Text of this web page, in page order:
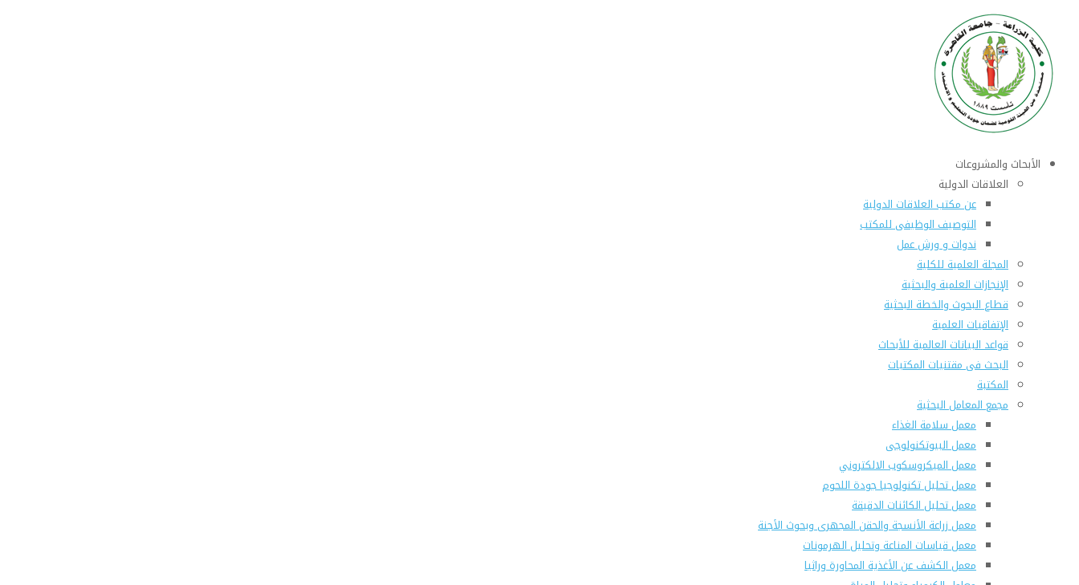
الأبحاث والمشروعات
العلاقات الدولية
عن مكتب العلاقات الدولية
التوصيف الوظيفى للمكتب
ندوات و ورش عمل
المجلة العلمية للكلية
الإنجازات العلمية والبحثية
قطاع البحوث والخطة البحثية
الإتفاقيات العلمية
قواعد البيانات العالمية للأبحاث
البحث فى مقتنيات المكتبات
المكتبة
مجمع المعامل البحثية
معمل سلامة الغذاء
معمل البيوتكنولوجى
معمل الميكروسكوب الالكتروني
معمل تحليل تكنولوجيا جودة اللحوم
معمل تحليل الكائنات الدقيقة
معمل زراعة الأنسجة والحقن المجهرى وبحوث الأجنة
معمل قياسات المناعة وتحليل الهرمونات
معمل الكشف عن الأغذية المحاورة وراثيا